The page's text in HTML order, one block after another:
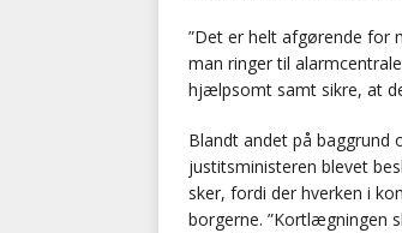
”Det er helt afgørende for
man ringer til
hjælpsomt samt sikre, at
Blandt andet på baggrund
justitsministeren blevet
sker, fordi der hverken i
borgerne. ”Kortlægningen